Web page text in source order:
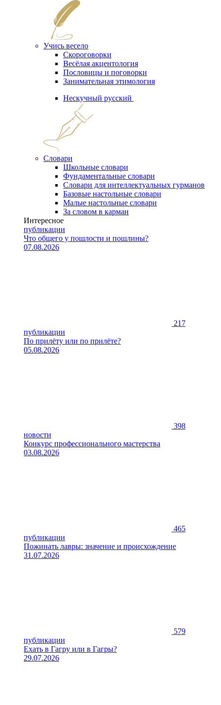
Учись весело
Скороговорки
Весёлая акцентология
Пословицы и поговорки
Занимательная этимология
Нескучный русский
Словари
Школьные словари
Фундаментальные словари
Словари для интеллектуальных гурманов
Базовые настольные словари
Малые настольные словари
За словом в карман
Интересное
публикации
Что общего у пошлости и пошлины?
07.08.2026
217
публикации
По прилёту или по прилёте?
05.08.2026
398
новости
Конкурс профессионального мастерства
03.08.2026
465
публикации
Пожинать лавры: значение и происхождение
31.07.2026
579
публикации
Ехать в Гагру или в Гагры?
29.07.2026